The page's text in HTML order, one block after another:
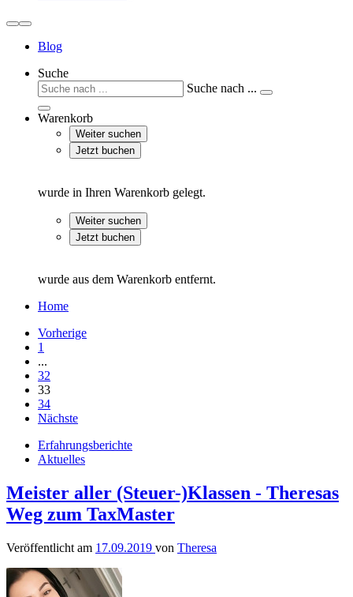
Blog
Suche
Suche nach ...
Warenkorb
Weiter suchen
Jetzt buchen
wurde in Ihren Warenkorb gelegt.
Weiter suchen
Jetzt buchen
wurde aus dem Warenkorb entfernt.
Home
Vorherige
1
...
32
33
34
Nächste
Erfahrungsberichte
Aktuelles
Meister aller (Steuer-)Klassen - Theresas
Weg zum TaxMaster
Veröffentlicht am 17.09.2019 von Theresa